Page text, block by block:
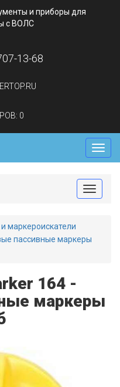
и приборы для
с ВОЛС
13-68
0
Меню
Toggle
маркероискатели
пассивные маркеры
164 -
маркеры